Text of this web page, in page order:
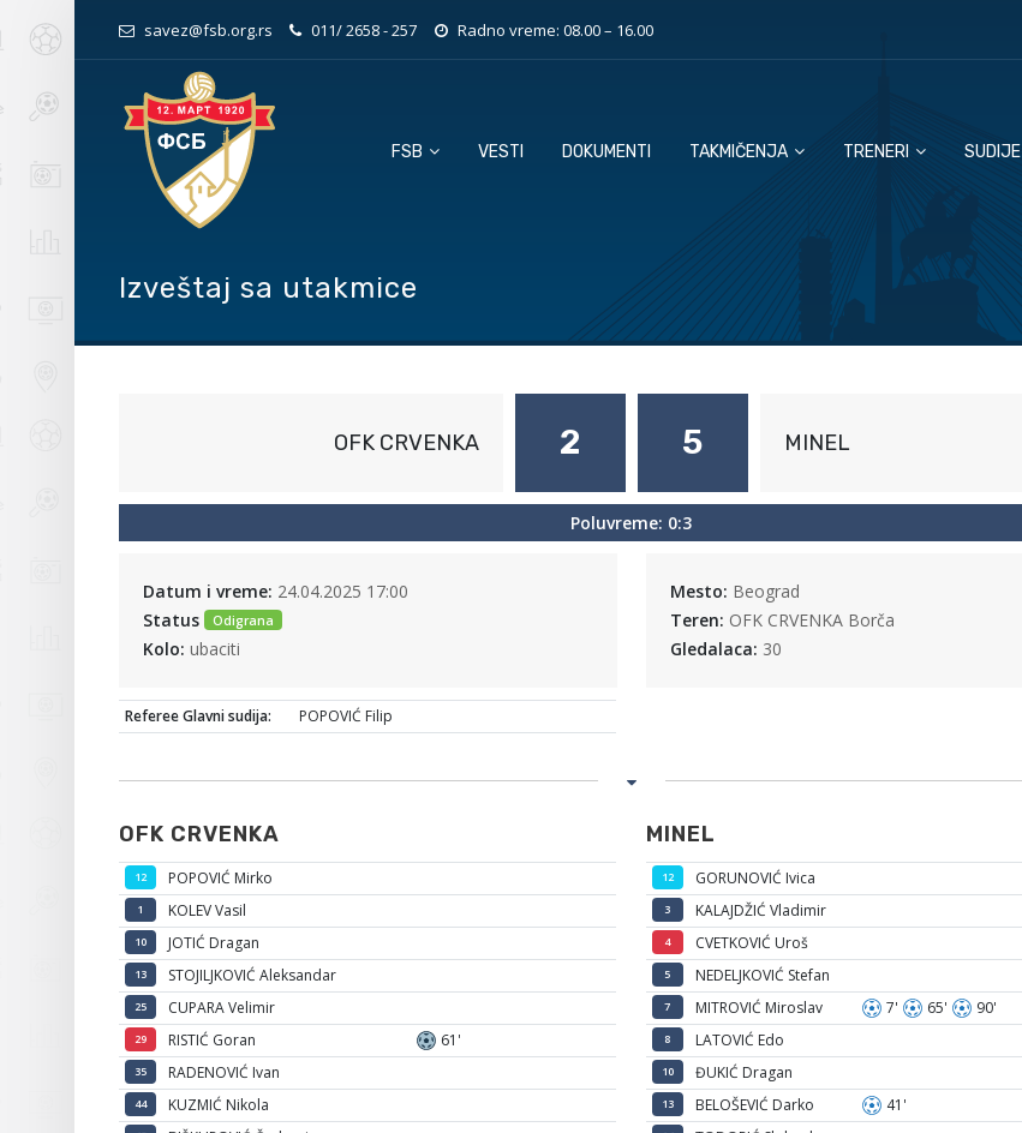
savez@fsb.org.rs 011/ 2658 - 257 Radno vreme: 08.00 – 16.00
FSB VESTI DOKUMENTI TAKMIČENJA TRENERI SUDIJE
Izveštaj sa utakmice
OFK CRVENKA 2 5 MINEL
Poluvreme: 0:3
Datum i vreme: 24.04.2025 17:00
Status
Odigrana
Kolo: ubaciti
Mesto: Beograd
Teren: OFK CRVENKA Borča
Gledalaca: 30
Referee Glavni sudija: POPOVIĆ Filip
OFK CRVENKA
12 POPOVIĆ Mirko
1 KOLEV Vasil
10 JOTIĆ Dragan
13 STOJILJKOVIĆ Aleksandar
25 CUPARA Velimir
29 RISTIĆ Goran 61'
35 RADENOVIĆ Ivan
44 KUZMIĆ Nikola
MINEL
12 GORUNOVIĆ Ivica
3 KALAJDŽIĆ Vladimir
4 CVETKOVIĆ Uroš
5 NEDELJKOVIĆ Stefan
7 MITROVIĆ Miroslav 7' 65' 90'
8 LATOVIĆ Edo
10 ĐUKIĆ Dragan
13 BELOŠEVIĆ Darko 41'